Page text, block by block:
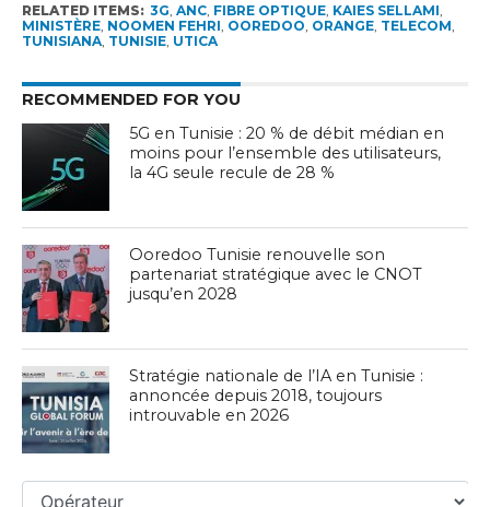
RELATED ITEMS: 3G ANC, FIBRE OPTIQUE, KAIES SELLAMI
MINISTÈRE, NOOMEN FEHRI OOREDOO ORANGE, TELECOM
TUNISIANA, TUNISIE, UTICA
RECOMMENDED FOR YOU
5G en Tunisie : 20 % de débit médian en
moins pour l’ensemble des utilisateurs,
la 4G seule recule de 28 %
Ooredoo Tunisie renouvelle son
partenariat stratégique avec le CNOT
jusqu’en 2028
Stratégie nationale de l’IA en Tunisie :
annoncée depuis 2018, toujours
introuvable en 2026